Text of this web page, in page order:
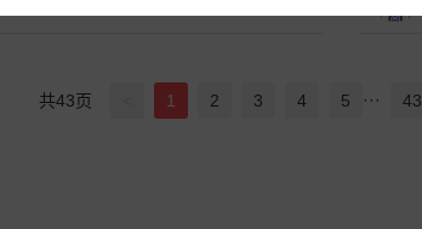
共43页 1 2 3 4 5 ··· 43